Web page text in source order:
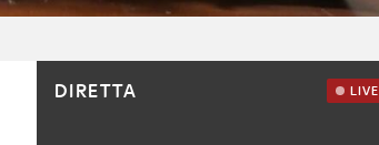
DIRETTA LIVE